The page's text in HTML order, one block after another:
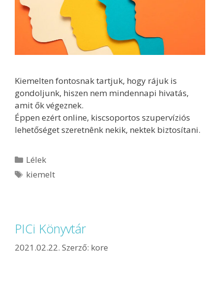
Kiemelten fontosnak tartjuk, hogy rájuk is
gondoljunk, hiszen nem mindennapi hivatás,
amit ők végeznek.
Éppen ezért online, kiscsoportos szupervíziós
lehetőséget szeretnênk nekik, nektek biztosítani.
Lélek
kiemelt
PICi Könyvtár
2021.02.22. Szerző: kore